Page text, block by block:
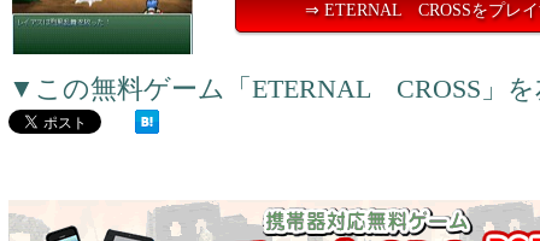
⇒ ETERNAL CROSSをプレ
▼この無料ゲーム「ETERNAL CROSS」